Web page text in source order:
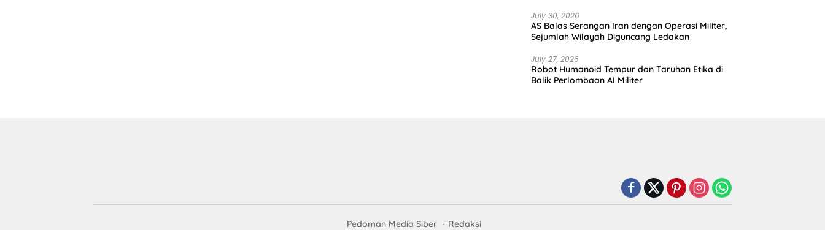
July 30, 2026
AS Balas Serangan Iran dengan Operasi Militer,
Sejumlah Wilayah Diguncang Ledakan
July 27, 2026
Robot Humanoid Tempur dan Taruhan Etika di
Balik Perlombaan AI Militer
Pedoman Media Siber Redaksi